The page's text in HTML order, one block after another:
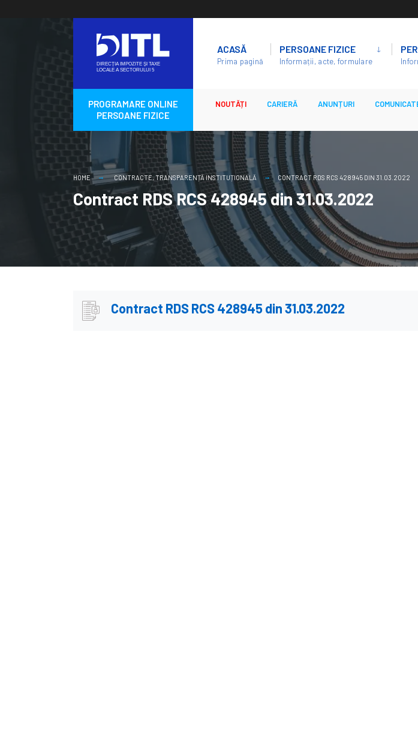
content
ACASĂ
Prima pagină
PERSOANE FIZICE
Informații, acte, formulare
PROGRAMARE ONLINE
PERSOANE FIZICE
NOUTĂȚI CARIERĂ ANUNȚURI
HOME CONTRACTE, TRANSPARENȚĂ INSTITUȚIONALĂ CONTRACT RDS RCS 428945 DIN 31.03.2022
Contract RDS RCS 428945 din 31.03.2022
Contract RDS RCS 428945 din 31.03.2022